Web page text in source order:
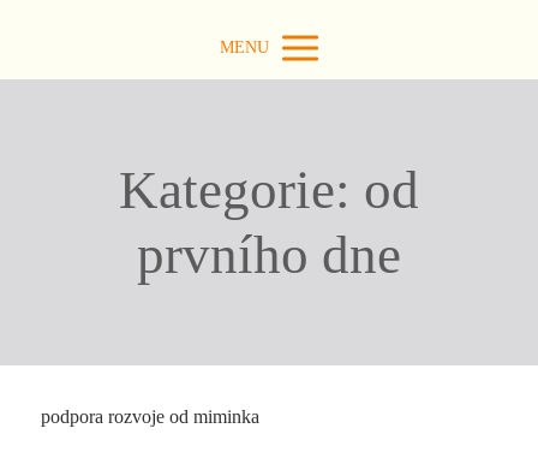
MENU
Kategorie: od
prvního dne
podpora rozvoje od miminka